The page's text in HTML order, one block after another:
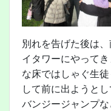
別れを告げた後は
イタワーにやって
な床ではしゃぐ生
して前に出ようと
バンジージャンプ